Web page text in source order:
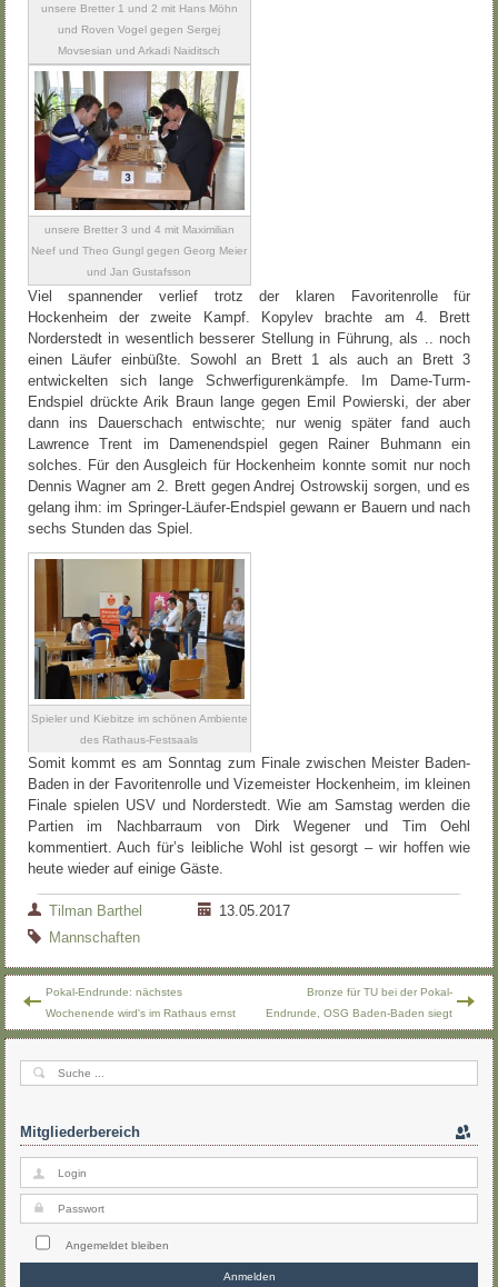
unsere Bretter 1 und 2 mit Hans Möhn
und Roven Vogel gegen Sergej
Movsesian und Arkadi Naiditsch
unsere Bretter 3 und 4 mit Maximilian
Neef und Theo Gungl gegen Georg Meier
und Jan Gustafsson
Viel spannender verlief trotz der klaren Favoritenrolle für
Hockenheim der zweite Kampf. Kopylev brachte am 4. Brett
Norderstedt in wesentlich besserer Stellung in Führung, als .. noch
einen Läufer einbüßte. Sowohl an Brett 1 als auch an Brett 3
entwickelten sich lange Schwerfigurenkämpfe. Im Dame-Turm-
Endspiel drückte Arik Braun lange gegen Emil Powierski, der aber
dann ins Dauerschach entwischte; nur wenig später fand auch
Lawrence Trent im Damenendspiel gegen Rainer Buhmann ein
solches. Für den Ausgleich für Hockenheim konnte somit nur noch
Dennis Wagner am 2. Brett gegen Andrej Ostrowskij sorgen, und es
gelang ihm: im Springer-Läufer-Endspiel gewann er Bauern und nach
sechs Stunden das Spiel.
Spieler und Kiebitze im schönen Ambiente
des Rathaus-Festsaals
Somit kommt es am Sonntag zum Finale zwischen Meister Baden-
Baden in der Favoritenrolle und Vizemeister Hockenheim, im kleinen
Finale spielen USV und Norderstedt. Wie am Samstag werden die
Partien im Nachbarraum von Dirk Wegener und Tim Oehl
kommentiert. Auch für’s leibliche Wohl ist gesorgt – wir hoffen wie
heute wieder auf einige Gäste.
Tilman Barthel
13.05.2017
Mannschaften
Pokal-Endrunde: nächstes
Wochenende wird's im Rathaus ernst
Bronze für TU bei der Pokal-
Endrunde, OSG Baden-Baden siegt
Mitgliederbereich
Angemeldet bleiben